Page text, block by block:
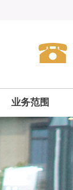
业务范围